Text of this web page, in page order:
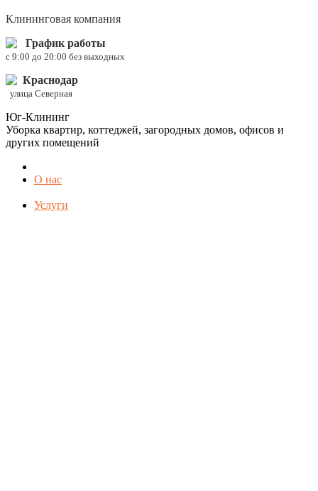
Клининговая компания
График работы
c 9:00 до 20:00 без выходных
Краснодар
улица Северная
Юг-Клининг
Уборка квартир, коттеджей, загородных домов, офисов и
других помещений
О нас
Услуги